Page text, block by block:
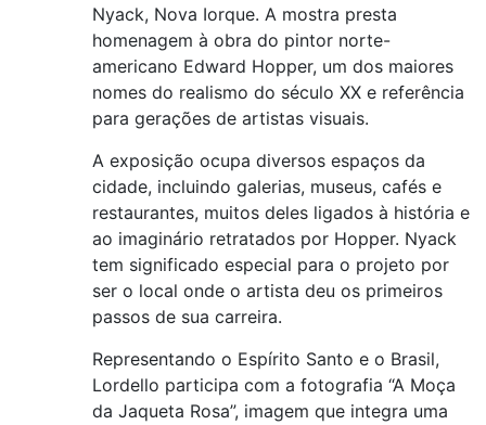
Nyack, Nova Iorque. A mostra presta
homenagem à obra do pintor norte-
americano Edward Hopper, um dos maiores
nomes do realismo do século XX e referência
para gerações de artistas visuais.
A exposição ocupa diversos espaços da
cidade, incluindo galerias, museus, cafés e
restaurantes, muitos deles ligados à história e
ao imaginário retratados por Hopper. Nyack
tem significado especial para o projeto por
ser o local onde o artista deu os primeiros
passos de sua carreira.
Representando o Espírito Santo e o Brasil,
Lordello participa com a fotografia “A Moça
da Jaqueta Rosa”, imagem que integra uma